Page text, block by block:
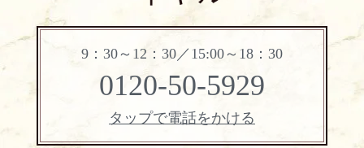
9：30～12：30／15:00～18：30
0120-50-5929
タップで電話をかける